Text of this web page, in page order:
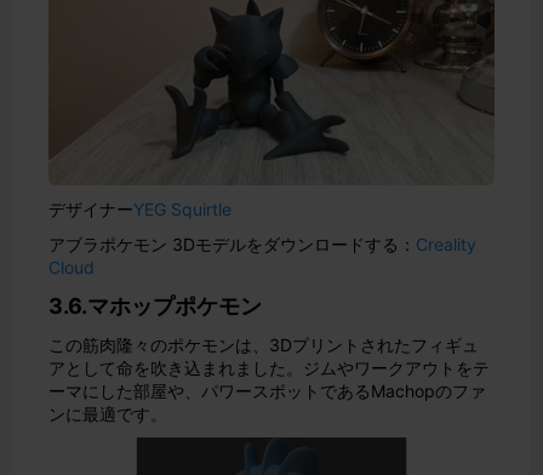
デザイナーYEG Squirtle
アブラポケモン 3Dモデルをダウンロードする： Creality
Cloud
3.6.マホップポケモン
この筋肉隆々のポケモンは、3Dプリントされたフィギュ
アとして命を吹き込まれました。ジムやワークアウトをテ
ーマにした部屋や、パワースポットであるMachopのファ
ンに最適です。